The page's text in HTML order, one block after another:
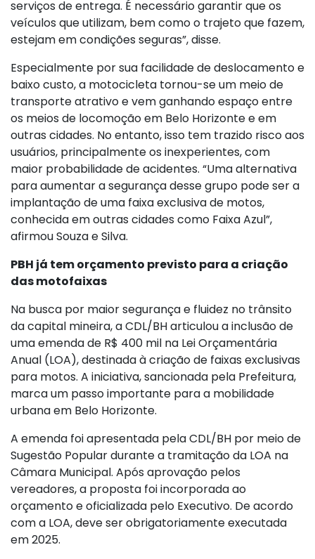
serviços de entrega. É necessário garantir que os
veículos que utilizam, bem como o trajeto que fazem,
estejam em condições seguras”, disse.
Especialmente por sua facilidade de deslocamento e
baixo custo, a motocicleta tornou-se um meio de
transporte atrativo e vem ganhando espaço entre
os meios de locomoção em Belo Horizonte e em
outras cidades. No entanto, isso tem trazido risco aos
usuários, principalmente os inexperientes, com
maior probabilidade de acidentes. “Uma alternativa
para aumentar a segurança desse grupo pode ser a
implantação de uma faixa exclusiva de motos,
conhecida em outras cidades como Faixa Azul”,
afirmou Souza e Silva.
PBH já tem orçamento previsto para a criação
das motofaixas
Na busca por maior segurança e fluidez no trânsito
da capital mineira, a CDL/BH articulou a inclusão de
uma emenda de R$ 400 mil na Lei Orçamentária
Anual (LOA), destinada à criação de faixas exclusivas
para motos. A iniciativa, sancionada pela Prefeitura,
marca um passo importante para a mobilidade
urbana em Belo Horizonte.
A emenda foi apresentada pela CDL/BH por meio de
Sugestão Popular durante a tramitação da LOA na
Câmara Municipal. Após aprovação pelos
vereadores, a proposta foi incorporada ao
orçamento e oficializada pelo Executivo. De acordo
com a LOA, deve ser obrigatoriamente executada
em 2025.